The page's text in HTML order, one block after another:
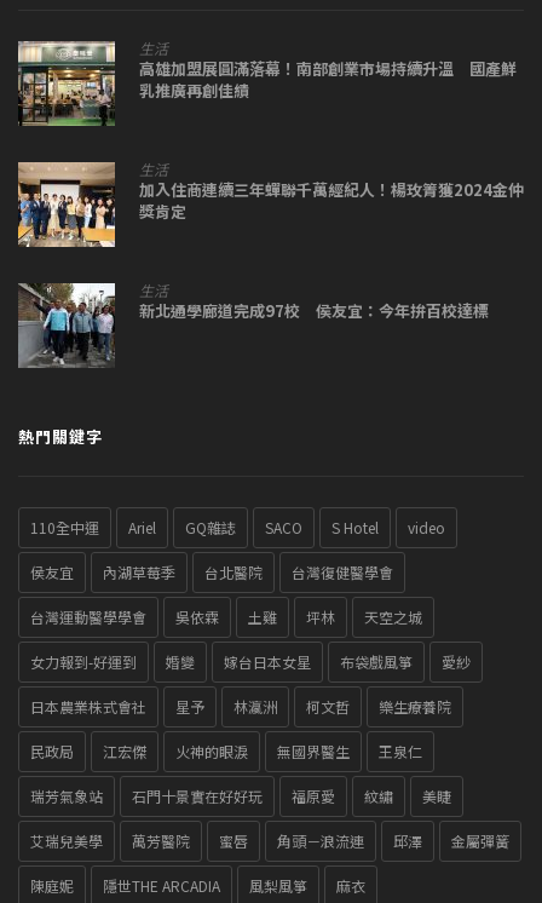
生活
高雄加盟展圓滿落幕！南部創業市場持續升溫 國產鮮
乳推廣再創佳績
生活
加入住商連續三年蟬聯千萬經紀人！楊玫箐獲2024金仲
獎肯定
生活
新北通學廊道完成97校 侯友宜：今年拚百校達標
熱門關鍵字
110全中運 Ariel GQ雜誌 SACO S Hotel video
侯友宜 內湖草莓季 台北醫院 台灣復健醫學會
台灣運動醫學學會 吳依霖 土雞 坪林 天空之城
女力報到-好運到 婚變 嫁台日本女星 布袋戲風箏 愛紗
日本農業株式會社 星予 林瀛洲 柯文哲 樂生療養院
民政局 江宏傑 火神的眼淚 無國界醫生 王泉仁
瑞芳氣象站 石門十景實在好好玩 福原愛 紋繡 美睫
艾瑞兒美學 萬芳醫院 蜜唇 角頭－浪流連 邱澤 金屬彈簧
陳庭妮 隱世THE ARCADIA 風梨風箏 麻衣